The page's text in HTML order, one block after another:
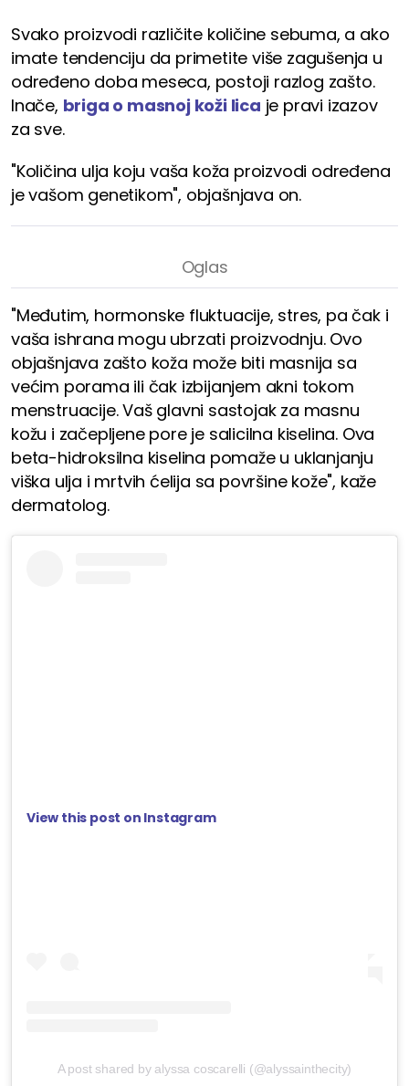
Svako proizvodi različite količine sebuma, a ako
imate tendenciju da primetite više zagušenja u
određeno doba meseca, postoji razlog zašto.
Inače, briga o masnoj koži lica je pravi izazov
za sve.
"Količina ulja koju vaša koža proizvodi određena
je vašom genetikom", objašnjava on.
"Međutim, hormonske fluktuacije, stres, pa čak i
vaša ishrana mogu ubrzati proizvodnju. Ovo
objašnjava zašto koža može biti masnija sa
većim porama ili čak izbijanjem akni tokom
menstruacije. Vaš glavni sastojak za masnu
kožu i začepljene pore je salicilna kiselina. Ova
beta-hidroksilna kiselina pomaže u uklanjanju
viška ulja i mrtvih ćelija sa površine kože", kaže
dermatolog.
View this post on Instagram
A post shared by alyssa coscarelli (@alyssainthecity)